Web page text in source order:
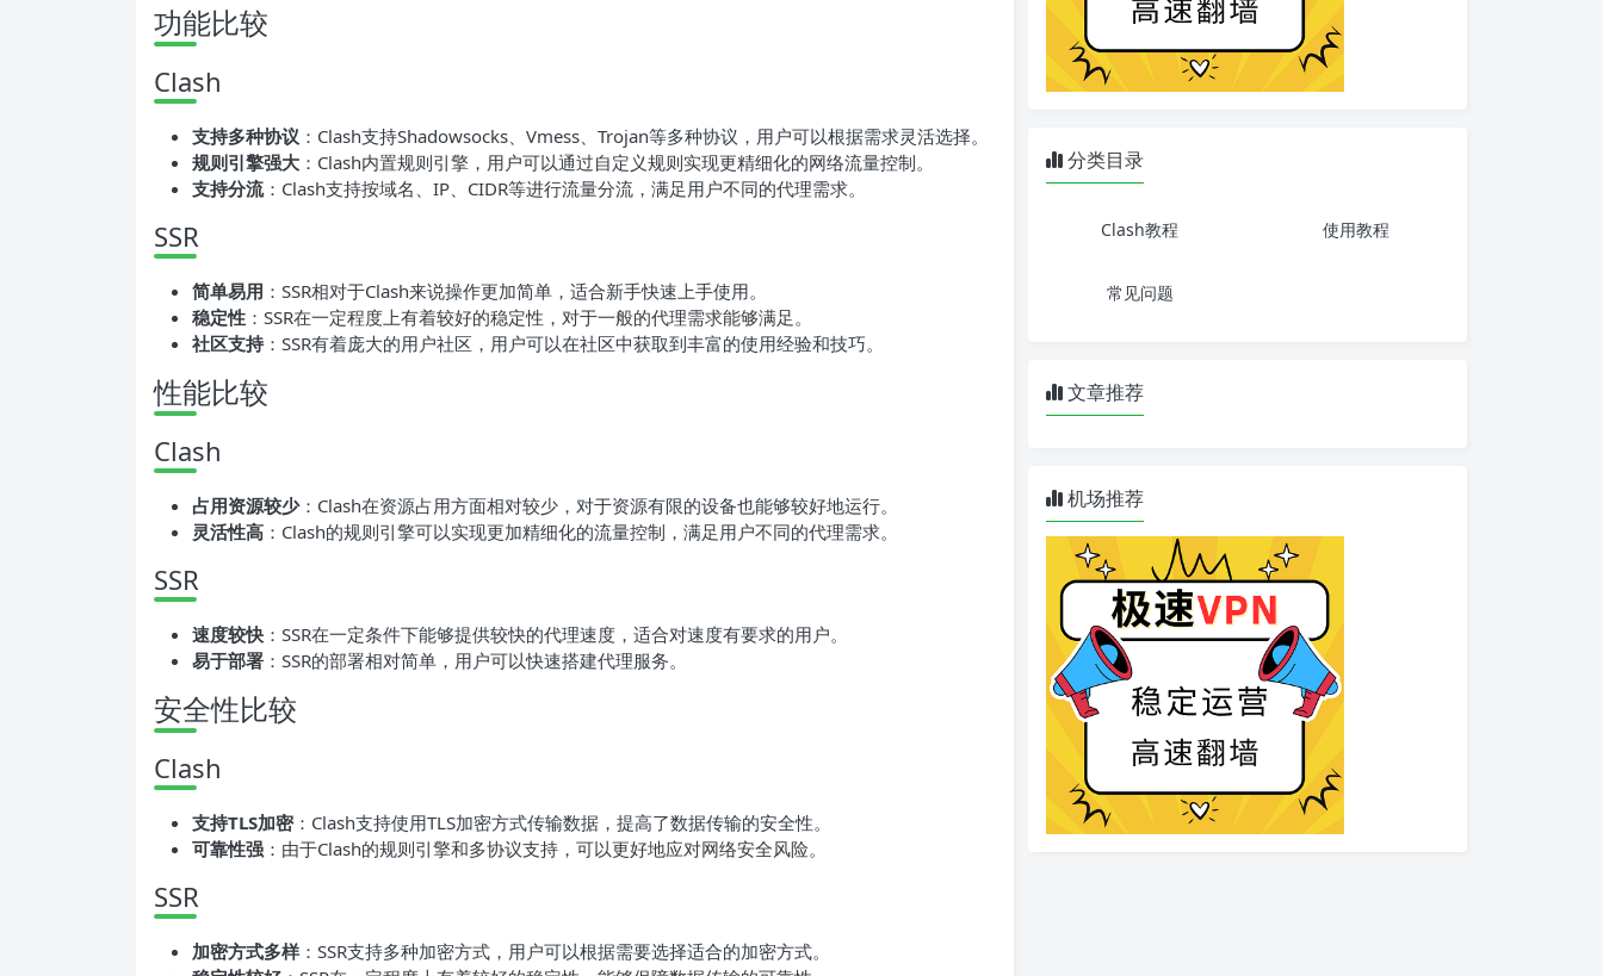
功能比较
Clash
支持多种协议 ：Clash支持Shadowsocks、Vmess、Trojan等多种协议，用户可以根据需求灵活选择。
规则引擎强大 ：Clash内置规则引擎，用户可以通过自定义规则实现更精细化的网络流量控制。
支持分流：Clash支持按域名、IP、CIDR等进行流量分流，满足用户不同的代理需求。
SSR
简单易用 ：SSR相对于Clash来说操作更加简单，适合新手快速上手使用。
稳定性 ：SSR在一定程度上有着较好的稳定性，对于一般的代理需求能够满足。
社区支持：SSR有着庞大的用户社区，用户可以在社区中获取到丰富的使用经验和技巧。
性能比较
Clash
占用资源较少：Clash在资源占用方面相对较少，对于资源有限的设备也能够较好地运行。
灵活性高 ：Clash的规则引擎可以实现更加精细化的流量控制，满足用户不同的代理需求。
SSR
速度较快 ：SSR在一定条件下能够提供较快的代理速度，适合对速度有要求的用户。
易于部署 ：SSR的部署相对简单，用户可以快速搭建代理服务。
安全性比较
Clash
支持TLS加密：Clash支持使用TLS加密方式传输数据，提高了数据传输的安全性。
可靠性强 ：由于Clash的规则引擎和多协议支持，可以更好地应对网络安全风险。
SSR
加密方式多样 ：SSR支持多种加密方式，用户可以根据需要选择适合的加密方式。
分类目录
Clash教程 使用教程
常见问题
文章推荐
机场推荐